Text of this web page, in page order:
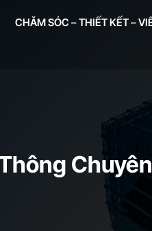
CHĂM SÓC – THIẾT KẾT –